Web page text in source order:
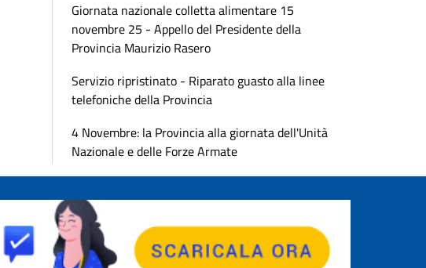
Giornata nazionale colletta alimentare 15
novembre 25 - Appello del Presidente della
Provincia Maurizio Rasero
Servizio ripristinato - Riparato guasto alla linee
telefoniche della Provincia
4 Novembre: la Provincia alla giornata dell'Unità
Nazionale e delle Forze Armate